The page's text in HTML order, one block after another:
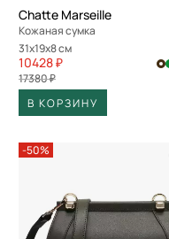
Chatte Marseille
Кожаная сумка
31x19x8 см
10428 ₽
17380 ₽
В КОРЗИНУ
-50%